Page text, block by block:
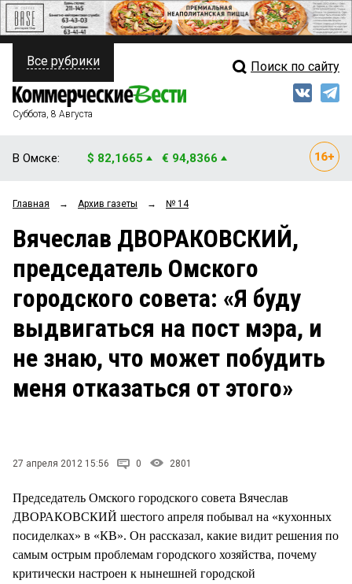
ПОЛИТИКА
ФИНАНСЫ
ОБЩЕСТВО
ЗАКОН
НОВОСТИ КОМПАНИЙ
СТИЛЬ ЖИЗНИ
Свежий выпуск
Рейтинги
Блоги
Архив
Все рубрики Поиск по сайту
Суббота, 8 Августа
В Омске: $ 82,1665 € 94,8366
Главная → Архив газеты → № 14
Вячеслав ДВОРАКОВСКИЙ,
председатель Омского
городского совета: «Я буду
выдвигаться на пост мэра, и
не знаю, что может побудить
меня отказаться от этого»
27 апреля 2012 15:56 0 2801
Председатель Омского городского совета Вячеслав
ДВОРАКОВСКИЙ шестого апреля побывал на «кухонных
посиделках» в «КВ». Он рассказал, какие видит решения по
самым острым проблемам городского хозяйства, почему
критически настроен к нынешней городской